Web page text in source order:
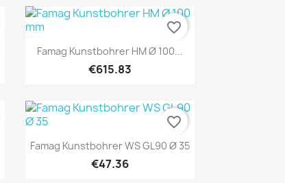
Quick view
Famag Kunstbohrer HM Ø 100...
€615.83
favorite_border
Quick view
Famag Kunstbohrer WS GL90 Ø 35
€47.36
favorite_border